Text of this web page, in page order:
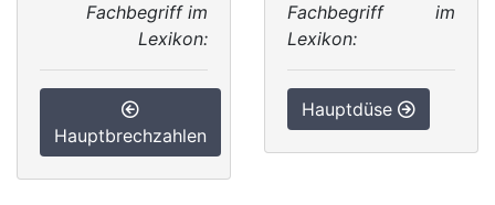
Fachbegriff im
Lexikon:
Hauptbrechzahlen
Fachbegriff im
Lexikon:
Hauptdüse